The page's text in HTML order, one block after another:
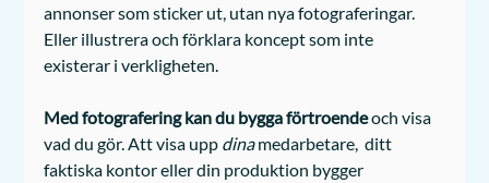
annonser som sticker ut, utan nya fotograferingar.
Eller illustrera och förklara koncept som inte
existerar i verkligheten.
Med fotografering kan du bygga förtroende och visa
vad du gör. Att visa upp dina medarbetare,  ditt
faktiska kontor eller din produktion bygger